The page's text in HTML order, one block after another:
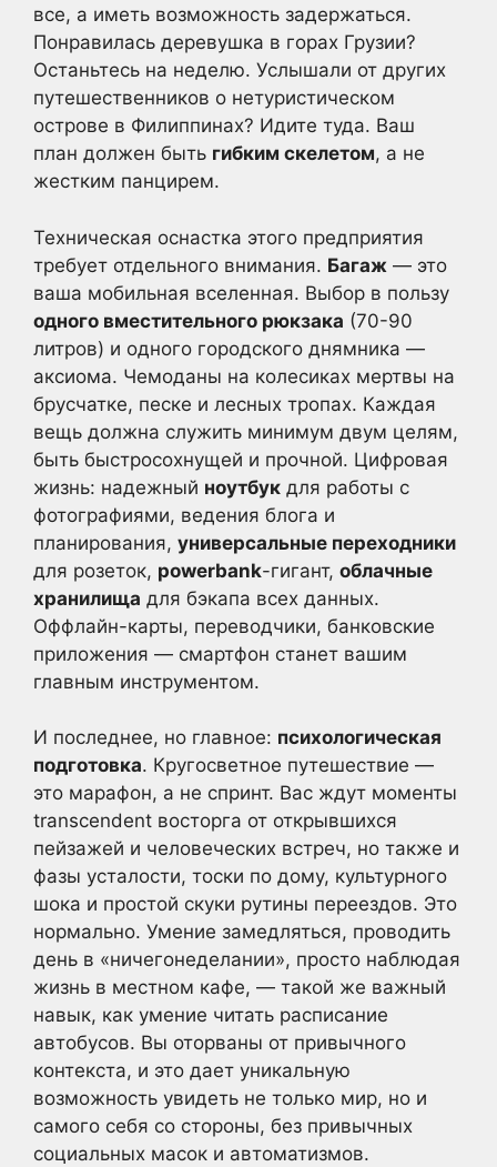
все, а иметь возможность задержаться.
Понравилась деревушка в горах Грузии?
Останьтесь на неделю. Услышали от других
путешественников о нетуристическом
острове в Филиппинах? Идите туда. Ваш
план должен быть гибким скелетом, а не
жестким панцирем.
Техническая оснастка этого предприятия
требует отдельного внимания. Багаж — это
ваша мобильная вселенная. Выбор в пользу
одного вместительного рюкзака (70-90
литров) и одного городского днямника —
аксиома. Чемоданы на колесиках мертвы на
брусчатке, песке и лесных тропах. Каждая
вещь должна служить минимум двум целям,
быть быстросохнущей и прочной. Цифровая
жизнь: надежный ноутбук для работы с
фотографиями, ведения блога и
планирования, универсальные переходники
для розеток, powerbank-гигант, облачные
хранилища для бэкапа всех данных.
Оффлайн-карты, переводчики, банковские
приложения — смартфон станет вашим
главным инструментом.
И последнее, но главное: психологическая
подготовка. Кругосветное путешествие —
это марафон, а не спринт. Вас ждут моменты
transcendent восторга от открывшихся
пейзажей и человеческих встреч, но также и
фазы усталости, тоски по дому, культурного
шока и простой скуки рутины переездов. Это
нормально. Умение замедляться, проводить
день в «ничегонеделании», просто наблюдая
жизнь в местном кафе, — такой же важный
навык, как умение читать расписание
автобусов. Вы оторваны от привычного
контекста, и это дает уникальную
возможность увидеть не только мир, но и
самого себя со стороны, без привычных
социальных масок и автоматизмов.